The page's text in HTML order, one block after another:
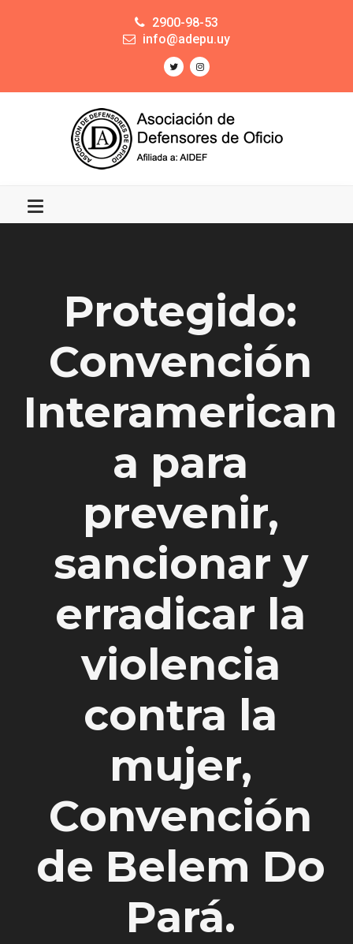
2900-98-53
info@adepu.uy
Protegido:
Convención
Interamerican
a para
prevenir,
sancionar y
erradicar la
violencia
contra la
mujer,
Convención
de Belem Do
Pará.